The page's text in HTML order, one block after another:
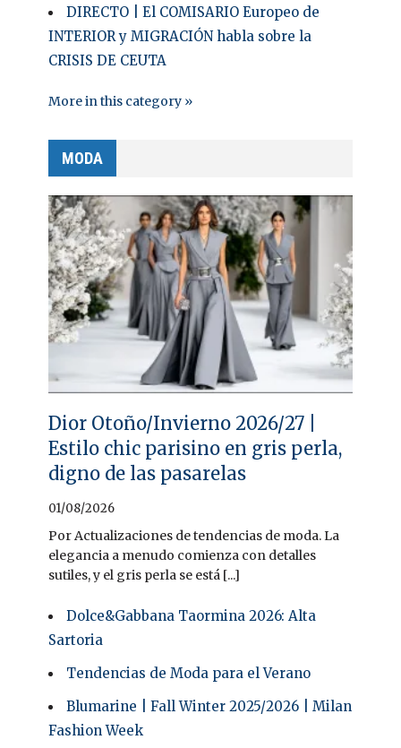
DIRECTO | El COMISARIO Europeo de
INTERIOR y MIGRACIÓN habla sobre la
CRISIS DE CEUTA
More in this category »
MODA
Dior Otoño/Invierno 2026/27 |
Estilo chic parisino en gris perla,
digno de las pasarelas
01/08/2026
Por Actualizaciones de tendencias de moda. La
elegancia a menudo comienza con detalles
sutiles, y el gris perla se está [...]
Dolce&Gabbana Taormina 2026: Alta
Sartoria
Tendencias de Moda para el Verano
Blumarine | Fall Winter 2025/2026 | Milan
Fashion Week